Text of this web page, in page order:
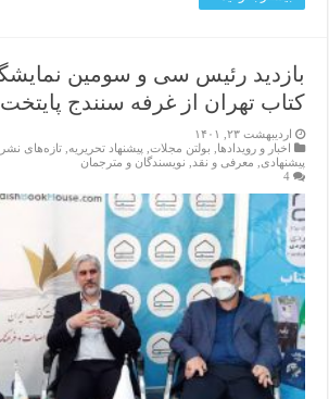
بازدید رئیس سی و سومین
کتاب تهران از غرفە سنندج
اردیبهشت ۲۳, ۱۴۰۱
اخبار و رویدادها
بولتن مجلات پیشنهاد تحریریه ,تازەهای نشر
پیشنهادی
معرفی و نقد
نویسندگان و مترجمان
4